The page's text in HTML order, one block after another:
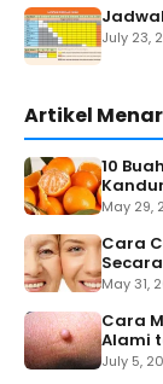
July 23,
Artikel
10
May 29,
Cara
May 31,
Cara
Alami
July 5,